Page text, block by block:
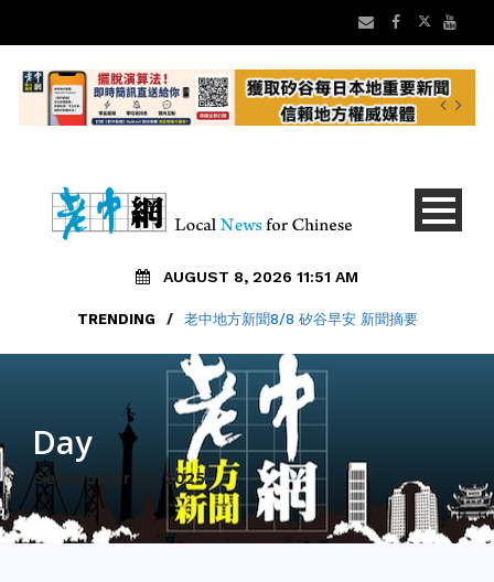
AUGUST 8, 2026 11:51 AM
TRENDING / 老中地方新聞8/8 矽谷早安 新聞摘要
Day
September 29, 2025